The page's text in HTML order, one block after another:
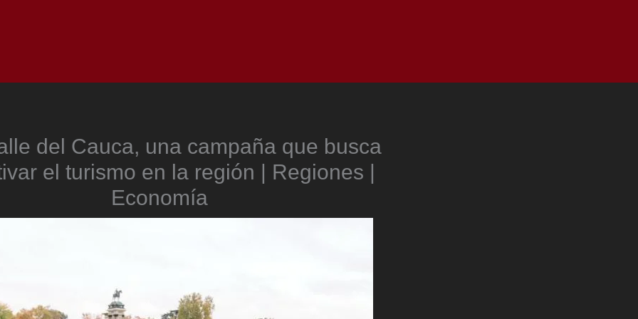
del Cauca, una campaña que busca
el turismo en la región | Regiones |
Economía